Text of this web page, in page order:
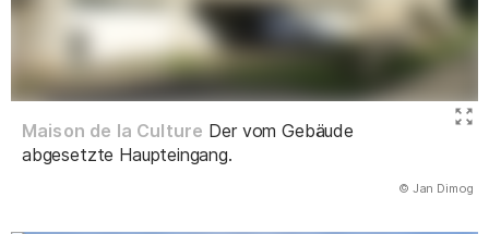
Maison de la Culture Der vom Gebäude
abgesetzte Haupteingang.
© Jan Dimog